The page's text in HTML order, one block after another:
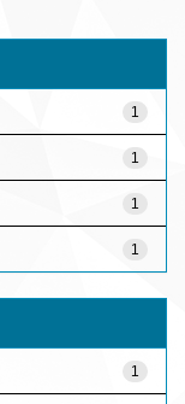
1
1
1
1
1